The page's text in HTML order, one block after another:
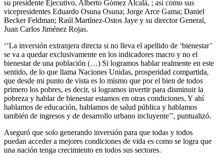
su presidente Ejecutivo, Alberto Gómez Alcalá, ; así como sus
vicepresidentes Eduardo Osuna Osuna; Jorge Arce Gama; Daniel
Becker Feldman; Raúl Martínez-Ostos Jaye y su director General,
Juan Carlos Jiménez Rojas.
‘’La inversión extranjera directa si no lleva el apellido de ‘bienestar’
se va a quedar exclusivamente en los indicadores macro y no el
bienestar de una población (…) Si logramos hablar realmente en este
sentido, de lo que llama Naciones Unidas, prosperidad compartida,
que desde mi punto de vista es lo mismo que por el bien de todos
primero los pobres, es decir, si logramos invertir para disminuir la
pobreza y hablar de bienestar estamos en otras condiciones. Y ahí
hablamos de educación, hablamos de salud pública y hablamos
también de ingresos y de desarrollo urbano incluyente’’, puntualizó.
Aseguró que solo generando inversión para que todas y todos
puedan acceder a mejores condiciones de vida es como se logra que
una nación tenga crecimiento en todos sus sectores.